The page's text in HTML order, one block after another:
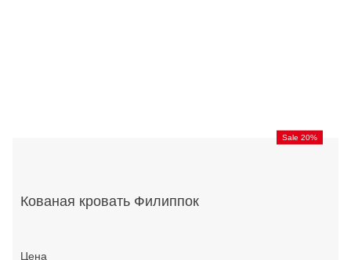
Sale 20%
Кованая кровать Филиппок